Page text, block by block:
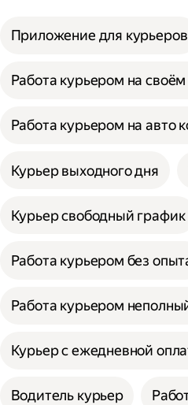
Приложение для курьеров
Работа курьером на своём
Работа курьером на авто
Курьер выходного дня
Курьер свободный график
Работа курьером без
Работа курьером
Курьер с ежедневной
Водитель курьер